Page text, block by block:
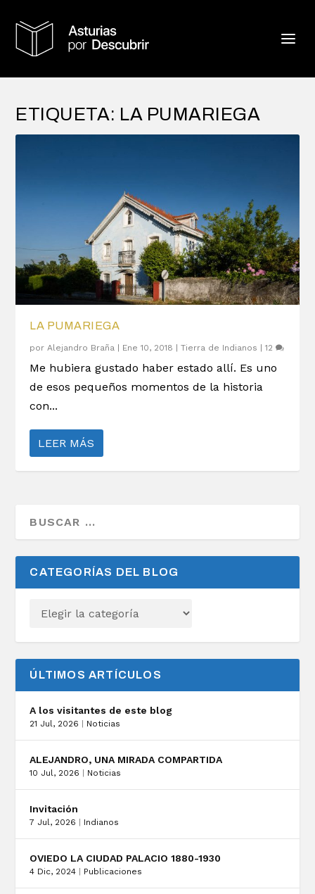
ETIQUETA: LA PUMARIEGA
LA PUMARIEGA
por Alejandro Braña | Ene 10, 2018 |Tierra de Indianos |12
Me hubiera gustado haber estado allí. Es uno
de esos pequeños momentos de la historia
con...
LEER MÁS
CATEGORÍAS DEL BLOG
ÚLTIMOS ARTÍCULOS
A los visitantes de este blog
21 Jul, 2026 | Noticias
ALEJANDRO, UNA MIRADA COMPARTIDA
10 Jul, 2026 | Noticias
Invitación
7 Jul, 2026 | Indianos
OVIEDO LA CIUDAD PALACIO 1880-1930
4 Dic, 2024 | Publicaciones